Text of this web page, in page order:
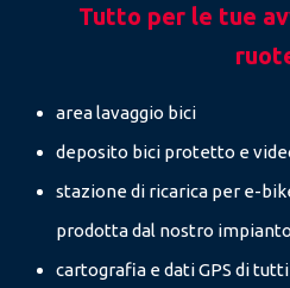
Tutto per le tue
area lavaggio bici
deposito bici protetto e
stazione di ricarica per e-
prodotta dal nostro
cartografia e dati GPS di